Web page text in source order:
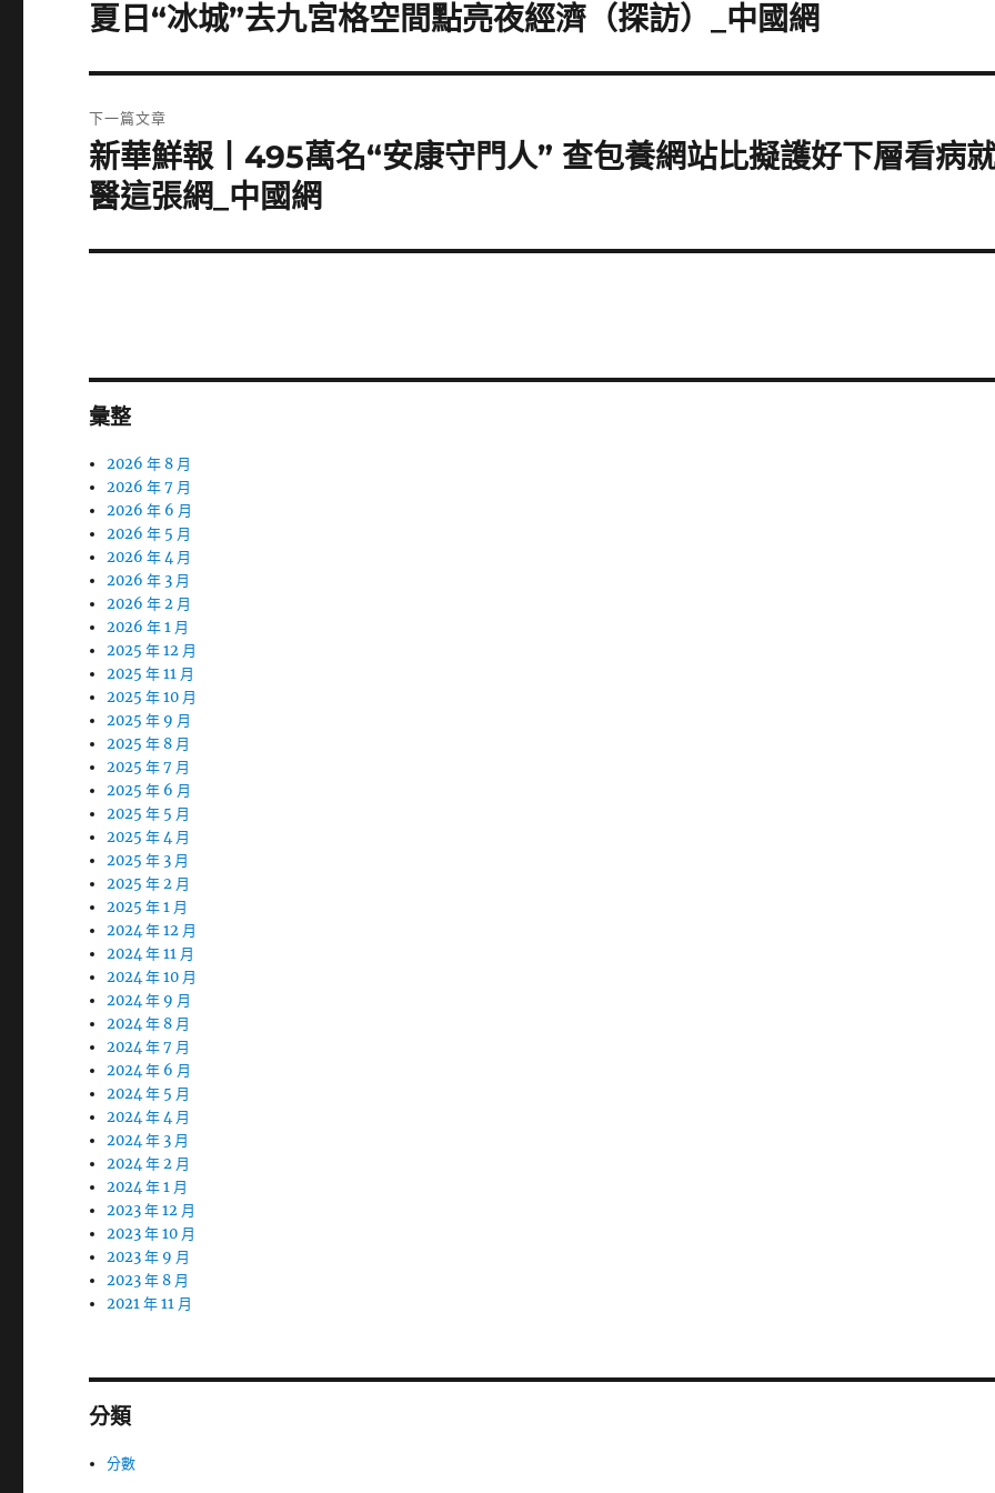
上
篇
章:
夏日“冰城”去九宮格空間點亮夜經濟（探訪）_中國網
下一篇文章
下
一
篇
文
新華鮮報丨495萬名“安康守門人” 查包養網站比擬護好下層看病
醫這張網_中國網
彙整
2026 年 8 月
2026 年 7 月
2026 年 6 月
2026 年 5 月
2026 年 4 月
2026 年 3 月
2026 年 2 月
2026 年 1 月
2025 年 12 月
2025 年 11 月
2025 年 10 月
2025 年 9 月
2025 年 8 月
2025 年 7 月
2025 年 6 月
2025 年 5 月
2025 年 4 月
2025 年 3 月
2025 年 2 月
2025 年 1 月
2024 年 12 月
2024 年 11 月
2024 年 10 月
2024 年 9 月
2024 年 8 月
2024 年 7 月
2024 年 6 月
2024 年 5 月
2024 年 4 月
2024 年 3 月
2024 年 2 月
2024 年 1 月
2023 年 12 月
2023 年 10 月
2023 年 9 月
2023 年 8 月
2021 年 11 月
分類
分數